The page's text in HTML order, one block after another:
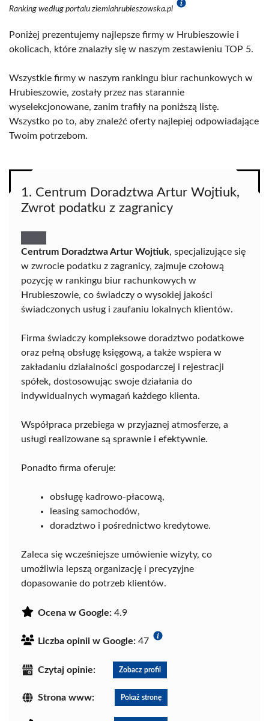
Ranking według portalu ziemiahrubieszowska.pl
Poniżej prezentujemy najlepsze firmy w Hrubieszowie i
okolicach, które znalazły się w naszym zestawieniu TOP 5.
Wszystkie firmy w naszym rankingu biur rachunkowych w
Hrubieszowie, zostały przez nas starannie
wyselekcjonowane, zanim trafiły na poniższą listę.
Wszystko po to, aby znaleźć oferty najlepiej odpowiadające
Twoim potrzebom.
1. Centrum Doradztwa Artur Wojtiuk,
Zwrot podatku z zagranicy
Centrum Doradztwa Artur Wojtiuk, specjalizujące się
w zwrocie podatku z zagranicy, zajmuje czołową
pozycję w rankingu biur rachunkowych w
Hrubieszowie, co świadczy o wysokiej jakości
świadczonych usług i zaufaniu lokalnych klientów.
Firma świadczy kompleksowe doradztwo podatkowe
oraz pełną obsługę księgową, a także wspiera w
zakładaniu działalności gospodarczej i rejestracji
spółek, dostosowując swoje działania do
indywidualnych wymagań każdego klienta.
Współpraca przebiega w przyjaznej atmosferze, a
usługi realizowane są sprawnie i efektywnie.
Ponadto firma oferuje:
obsługę kadrowo-płacową,
leasing samochodów,
doradztwo i pośrednictwo kredytowe.
Zaleca się wcześniejsze umówienie wizyty, co
umożliwia lepszą organizację i precyzyjne
dopasowanie do potrzeb klientów.
Ocena w Google: 4.9
Liczba opinii w Google: 47
Czytaj opinie: Zobacz profil
Strona www: Pokaż stronę